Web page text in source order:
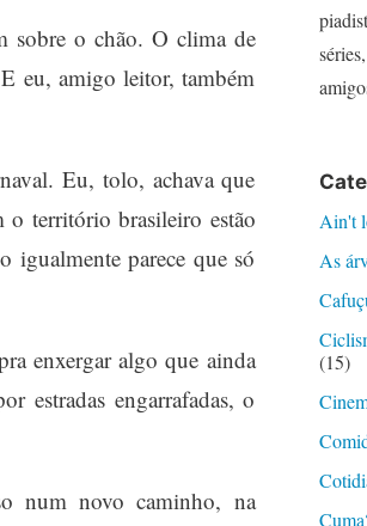
sobre o chão. O clima de
eu, amigo leitor, também
Eu, tolo, achava que
o território brasileiro estão
igualmente parece que só
enxergar algo que ainda
estradas engarrafadas, o
num novo caminho, na
Ain't
As
(15)